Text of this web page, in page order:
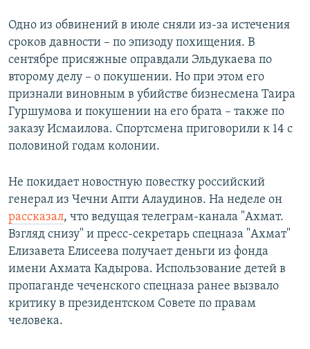
Одно из обвинений в июле сняли из-за истечения
сроков давности – по эпизоду похищения. В
сентябре присяжные оправдали Эльдукаева по
второму делу – о покушении. Но при этом его
признали виновным в убийстве бизнесмена Таира
Гуршумова и покушении на его брата – также по
заказу Исмаилова. Спортсмена приговорили к 14 с
половиной годам колонии.
Не покидает новостную повестку российский
генерал из Чечни Апти Алаудинов. На неделе он
рассказал, что ведущая телеграм-канала "Ахмат.
Взгляд снизу" и пресс-секретарь спецназа "Ахмат"
Елизавета Елисеева получает деньги из фонда
имени Ахмата Кадырова. Использование детей в
пропаганде чеченского спецназа ранее вызвало
критику в президентском Совете по правам
человека.